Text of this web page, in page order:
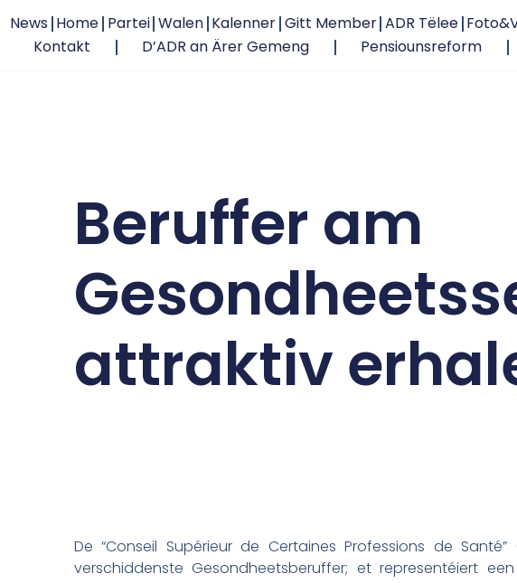
News Home Partei Walen Kalenner Gitt Member ADR Tëlee
Kontakt
D’ADR an Ärer Gemeng Pensiounsreform
Beruffer am
attraktiv
De “Conseil Supérieur de Certaines Professions de
verschiddenste Gesondheetsberuffer; et representéiert